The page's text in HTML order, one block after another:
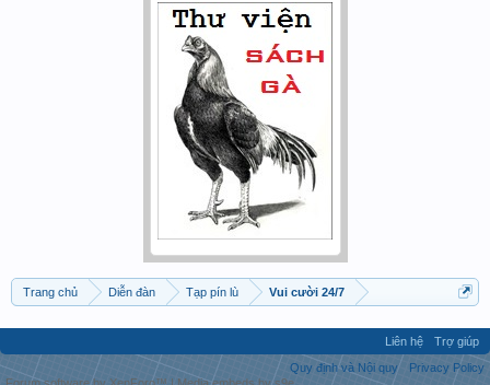
Trang chủ Diễn đàn Tạp pín lù Vui cười 24/7
Liên hệ
Trợ giúp
Quy định và Nội quy
Privacy Policy